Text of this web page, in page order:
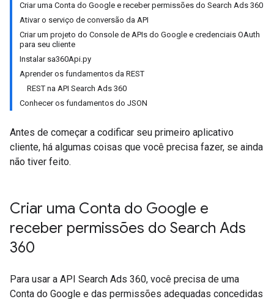
Criar uma Conta do Google e receber permissões do Search Ads 360
Ativar o serviço de conversão da API
Criar um projeto do Console de APIs do Google e credenciais OAuth
para seu cliente
Instalar sa360Api.py
Aprender os fundamentos da REST
REST na API Search Ads 360
Conhecer os fundamentos do JSON
Antes de começar a codificar seu primeiro aplicativo
cliente, há algumas coisas que você precisa fazer, se ainda
não tiver feito.
Criar uma Conta do Google e
receber permissões do Search Ads
360
Para usar a API Search Ads 360, você precisa de uma
Conta do Google e das permissões adequadas concedidas